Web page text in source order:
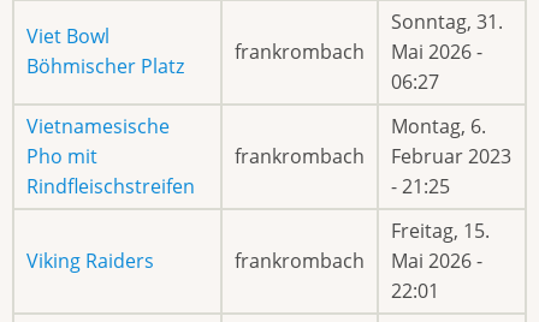
Viet Bowl
Böhmischer Platz
frankrombach
Sonntag, 31.
Mai 2026 -
06:27
Vietnamesische
Pho mit
Rindfleischstreifen
frankrombach
Montag, 6.
Februar 2023
- 21:25
Viking Raiders frankrombach
Freitag, 15.
Mai 2026 -
22:01